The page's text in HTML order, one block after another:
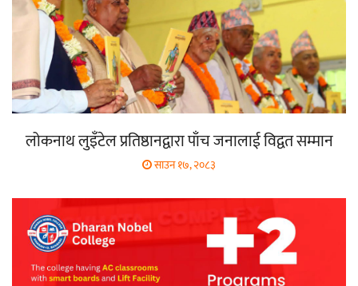
लोकनाथ लुइँटेल प्रतिष्ठानद्वारा पाँच जनालाई विद्वत सम्मान
साउन १७, २०८३